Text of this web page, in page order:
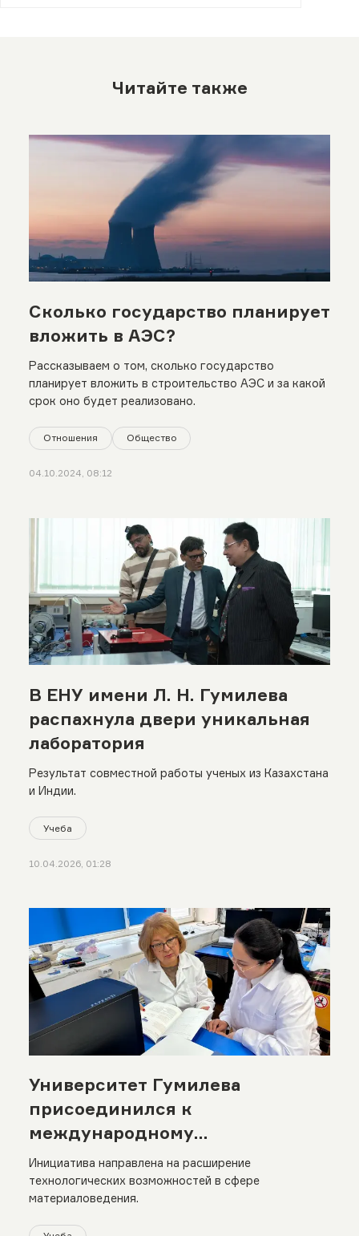
Читайте также
Сколько государство планирует
вложить в АЭС?
Рассказываем о том, сколько государство
планирует вложить в строительство АЭС и за какой
срок оно будет реализовано.
Отношения Общество
04.10.2024, 08:12
В ЕНУ имени Л. Н. Гумилева
распахнула двери уникальная
лаборатория
Результат совместной работы ученых из Казахстана
и Индии.
Учеба
10.04.2026, 01:28
Университет Гумилева
присоединился к
международному
исследовательскому проекту
Инициатива направлена на расширение
технологических возможностей в сфере
материаловедения.